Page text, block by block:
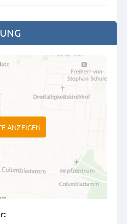
ANZEIGEN
: